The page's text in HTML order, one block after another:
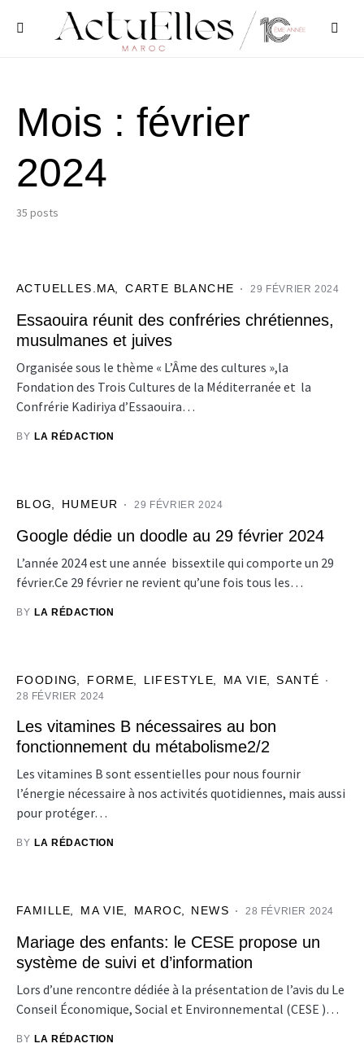
Mois : février
2024
35 posts
ACTUELLES.MA CARTE BLANCHE 29 FÉVRIER 2024
Essaouira réunit des confréries chrétiennes,
musulmanes et juives
Organisée sous le thème « L’Âme des cultures »,la
Fondation des Trois Cultures de la Méditerranée et la
Confrérie Kadiriya d’Essaouira…
BY LA RÉDACTION
BLOG HUMEUR 29 FÉVRIER 2024
Google dédie un doodle au 29 février 2024
L’année 2024 est une année bissextile qui comporte un 29
février.Ce 29 février ne revient qu’une fois tous les…
BY LA RÉDACTION
FOODING FORME LIFESTYLE MA VIE SANTÉ
28 FÉVRIER 2024
Les vitamines B nécessaires au bon
fonctionnement du métabolisme2/2
Les vitamines B sont essentielles pour nous fournir
l’énergie nécessaire à nos activités quotidiennes, mais aussi
pour protéger…
BY LA RÉDACTION
FAMILLE MA VIE MAROC NEWS 28 FÉVRIER 2024
Mariage des enfants: le CESE propose un
système de suivi et d’information
Lors d’une rencontre dédiée à la présentation de l’avis du Le
Conseil Économique, Social et Environnemental (CESE )…
BY LA RÉDACTION